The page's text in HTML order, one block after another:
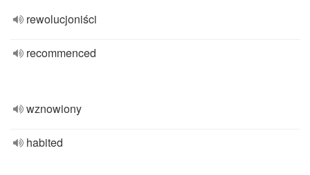
rewolucjoniści
recommenced
wznowiony
habited